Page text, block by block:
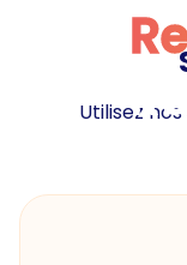
Utilisez